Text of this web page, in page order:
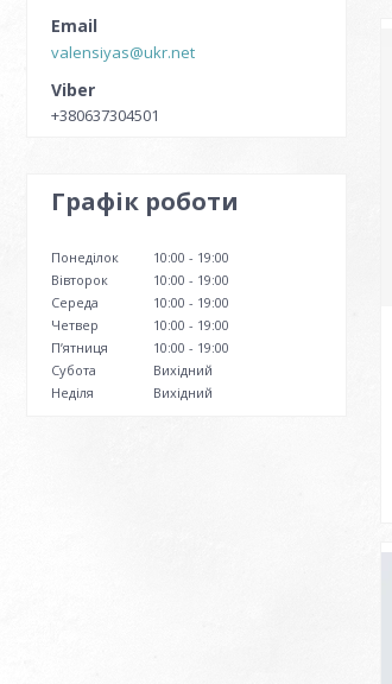
valensiyas@ukr.net
+380637304501
Графік роботи
Понеділок 10:00
19:00
Вівторок
10:00
19:00
Середа
10:00
19:00
Четвер
10:00
19:00
Пʼятниця
10:00
19:00
Субота
Вихідний
Неділя
Вихідний